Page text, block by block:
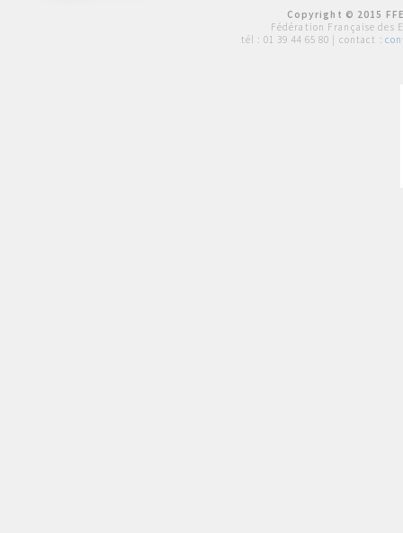
Copyright © 2015
Fédération Française des
tél : 01 39 44 65 80 | contact :